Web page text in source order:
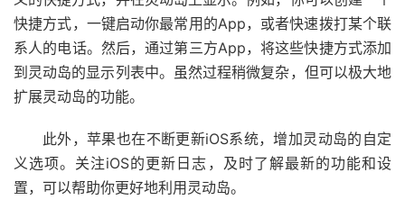
快捷方式，一键启动你最常用的App，或者快速拨打某个联
系人的电话。然后，通过第三方App，将这些快捷方式添加
到灵动岛的显示列表中。虽然过程稍微复杂，但可以极大地
扩展灵动岛的功能。
此外，苹果也在不断更新iOS系统，增加灵动岛的自定
义选项。关注iOS的更新日志，及时了解最新的功能和设
置，可以帮助你更好地利用灵动岛。